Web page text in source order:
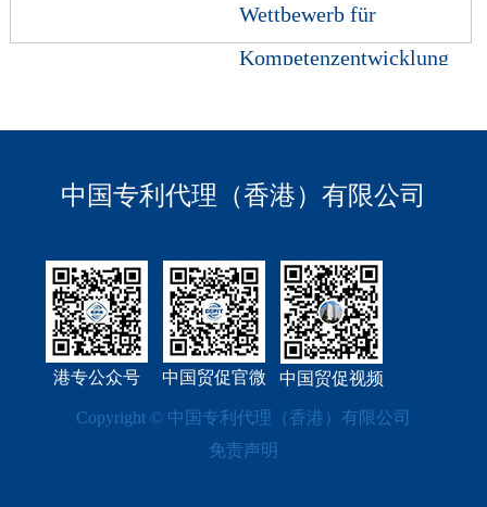
Wettbewerb für
Kompetenzentwicklung
erfolgreich zu Ende
Die 11. Internationale
Erfindermesse (IEI) mit Belt &
Road-Initiative und BRICS-
Wettbewerb für Kompe
中国专利代理（香港）有限公司
港专公众号 中国贸促官微 中国贸促视频
Copyright © 中国专利代理（香港）有限公司
免责声明